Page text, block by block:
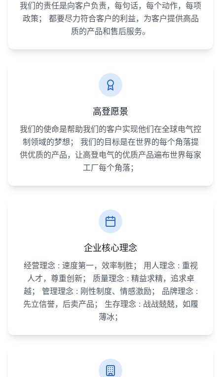
我们的责任是向客户负责，每句话，每个动作，每项
政策； 都要尽力符合客户的利益，为客户提供高品
质的产品和售后服务。
高登愿景
我们的使命是帮助我们的客户实现他们在全球电气控
制领域的梦想； 我们的目标是在世界的每个角落提
供优质的产品，让高登电气的优质产品遍布世界每家
工厂每个角落；
企业核心理念
经营理念 : 速度第一，效率制胜； 用人理念 : 重视
人才，尊重创新； 质量理念 : 精益求精，追求卓
越； 管理理念 : 刚性制度、情感激励； 品牌理念 :
先立信誉，后卖产品； 生存理念 : 战战兢兢，如履
薄冰；